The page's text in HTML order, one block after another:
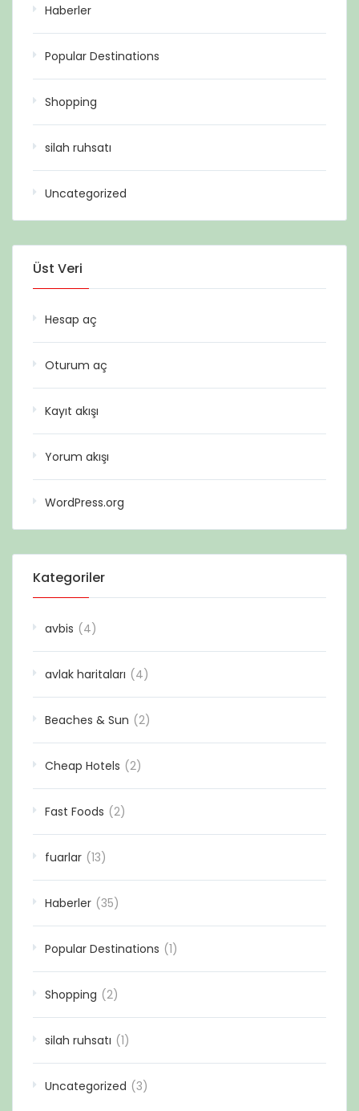
Haberler
Popular Destinations
Shopping
silah ruhsatı
Uncategorized
Üst Veri
Hesap aç
Oturum aç
Kayıt akışı
Yorum akışı
WordPress.org
Kategoriler
avbis (4)
avlak haritaları (4)
Beaches & Sun (2)
Cheap Hotels (2)
Fast Foods (2)
fuarlar (13)
Haberler (35)
Popular Destinations (1)
Shopping (2)
silah ruhsatı (1)
Uncategorized (3)